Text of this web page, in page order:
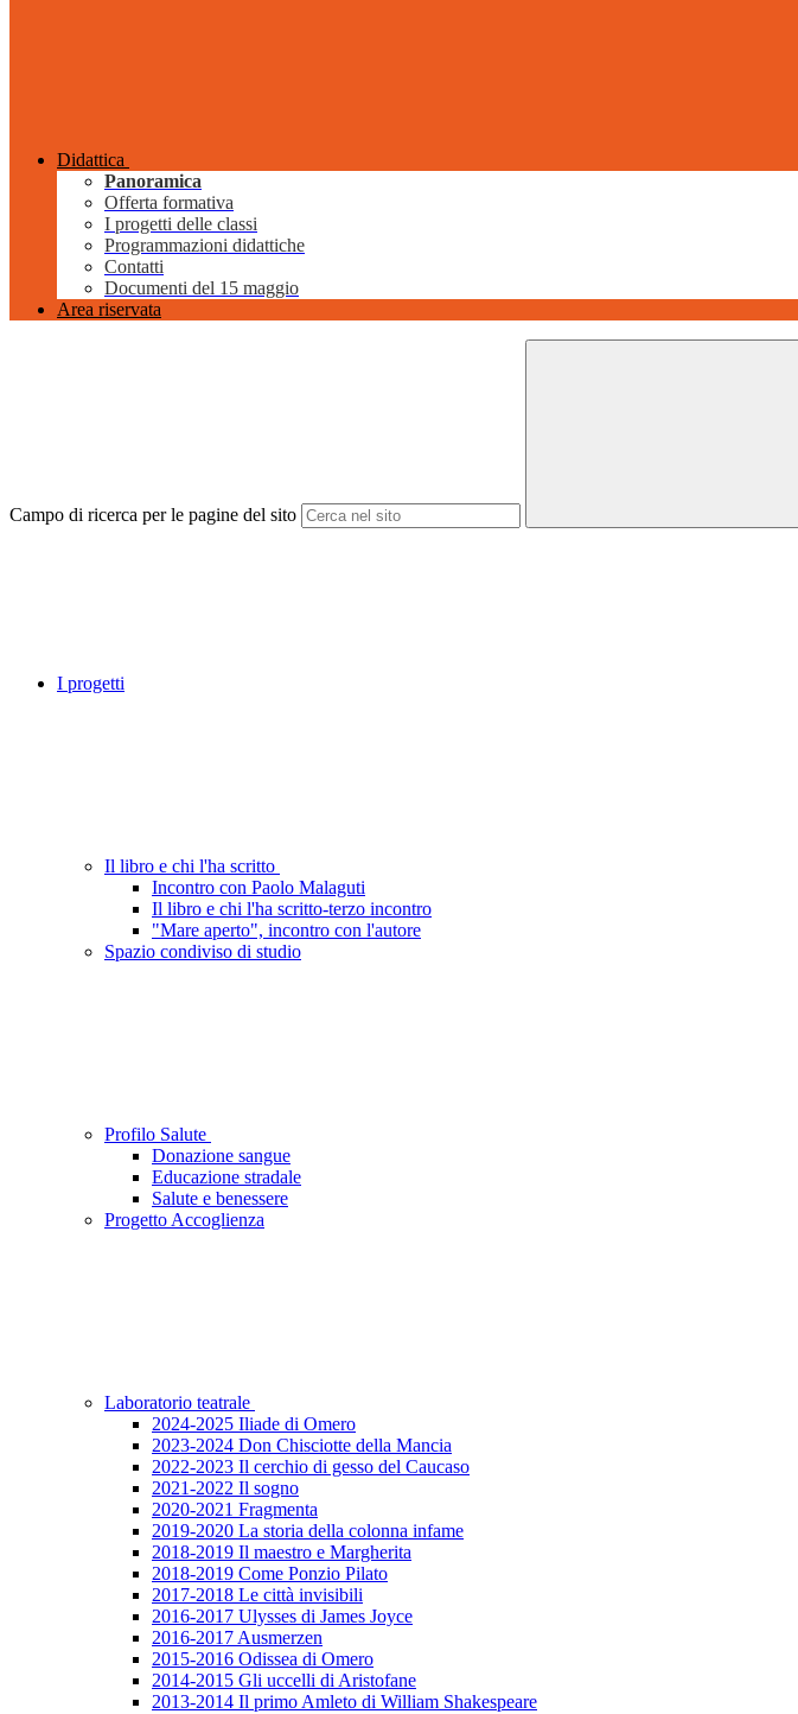
Didattica
Panoramica
Offerta formativa
I progetti delle classi
Programmazioni didattiche
Contatti
Documenti del 15 maggio
Area riservata
Campo di ricerca per le pagine del sito
I progetti
Il libro e chi l'ha scritto
Incontro con Paolo Malaguti
Il libro e chi l'ha scritto-terzo incontro
"Mare aperto", incontro con l'autore
Spazio condiviso di studio
Profilo Salute
Donazione sangue
Educazione stradale
Salute e benessere
Progetto Accoglienza
Laboratorio teatrale
2024-2025 Iliade di Omero
2023-2024 Don Chisciotte della Mancia
2022-2023 Il cerchio di gesso del Caucaso
2021-2022 Il sogno
2020-2021 Fragmenta
2019-2020 La storia della colonna infame
2018-2019 Il maestro e Margherita
2018-2019 Come Ponzio Pilato
2017-2018 Le città invisibili
2016-2017 Ulysses di James Joyce
2016-2017 Ausmerzen
2015-2016 Odissea di Omero
2014-2015 Gli uccelli di Aristofane
2013-2014 Il primo Amleto di William Shakespeare